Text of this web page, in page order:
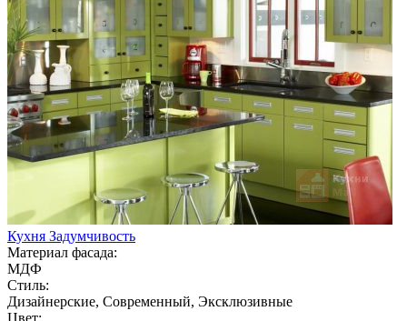
Кухня Задумчивость
Материал фасада:
МДФ
Стиль:
Дизайнерские, Современный, Эксклюзивные
Цвет: